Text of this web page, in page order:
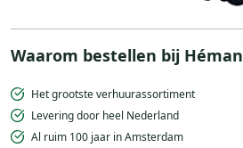
Waarom bestellen bij Héman
Het grootste verhuurassortiment
Levering door heel Nederland
Al ruim 100 jaar in Amsterdam